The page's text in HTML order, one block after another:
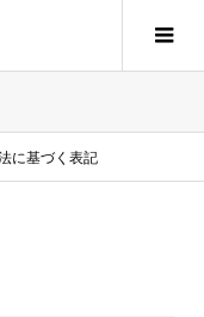
に基づく表記